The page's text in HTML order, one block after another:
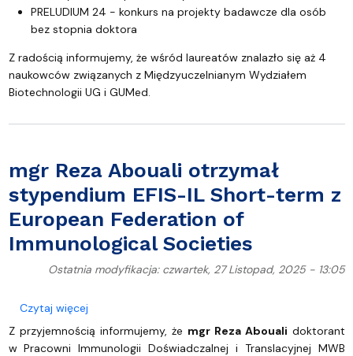
PRELUDIUM 24 - konkurs na projekty badawcze dla osób
bez stopnia doktora
Z radością informujemy, że wśród laureatów znalazło się aż 4
naukowców związanych z Międzyuczelnianym Wydziałem
Biotechnologii UG i GUMed.
mgr Reza Abouali otrzymał
stypendium EFIS-IL Short-term z
European Federation of
Immunological Societies
Ostatnia modyfikacja: czwartek, 27 Listopad, 2025 - 13:05
Czytaj więcejo mgr Reza Abouali otrzymał stypendium EFIS-
Z przyjemnością informujemy, że mgr Reza Abouali doktorant
w Pracowni Immunologii Doświadczalnej i Translacyjnej MWB